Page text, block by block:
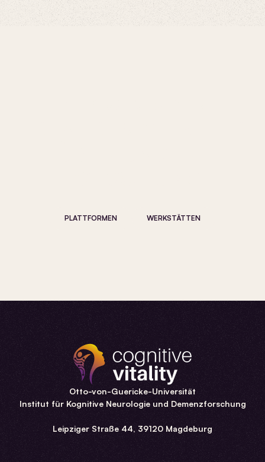
PLATTFORMEN WERKSTÄTTEN
Otto-von-Guericke-Universität
Institut für Kognitive Neurologie und Demenzforschung
Leipziger Straße 44, 39120 Magdeburg